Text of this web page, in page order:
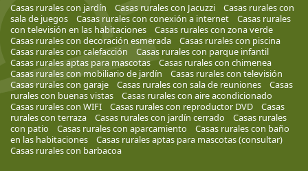
Casas rurales con jardín Casas rurales con Jacuzzi
Casas rurales con
sala de juegos
Casas rurales con conexión a internet
Casas rurales
con televisión en las habitaciones
Casas rurales con zona verde
Casas rurales con decoración esmerada
Casas rurales con piscina
Casas rurales con calefacción
Casas rurales con parque infantil
Casas rurales aptas para mascotas
Casas rurales con chimenea
Casas rurales con mobiliario de jardín
Casas rurales con televisión
Casas rurales con garaje
Casas rurales con sala de reuniones
Casas
rurales con buenas vistas
Casas rurales con aire acondicionado
Casas rurales con WIFI
Casas rurales con reproductor DVD
Casas
rurales con terraza
Casas rurales con jardín cerrado
Casas rurales
con patio
Casas rurales con aparcamiento
Casas rurales con baño
en las habitaciones
Casas rurales aptas para mascotas (consultar)
Casas rurales con barbacoa